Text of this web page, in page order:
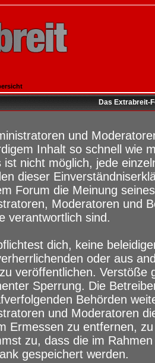
Das Extrabreit-
und
Inhalt so schnell wie
ist nicht möglich, jede
dieser
Forum die Meinung
Moderatoren und
verantwortlich sind.
dich, keine
oder aus
veröffentlichen. Verstöße
Sperrung. Die
Behörden
und Moderatoren
Ermessen zu entfernen,
zu, dass die im
gespeichert werden.